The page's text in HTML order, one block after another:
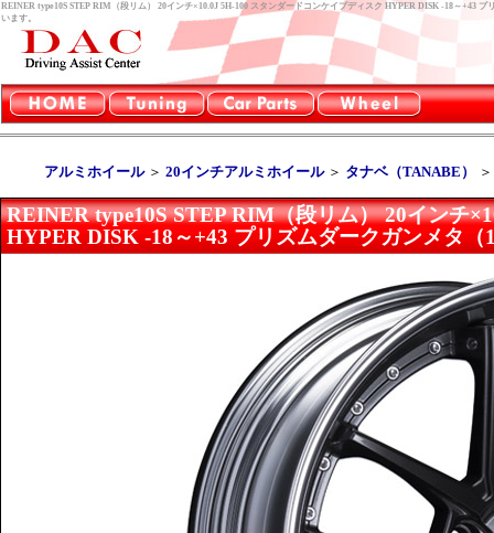
REINER type10S STEP RIM（段リム） 20インチ×10.0J 5H-100 スタンダードコンケイプディスク HYPER DISK -18～+43
います。
アルミホイール＞ 20インチアルミホイール＞ タナベ（TANABE）
REINER type10S STEP RIM（段リム） 20インチ
HYPER DISK -18～+43 プリズムダークガンメタ（